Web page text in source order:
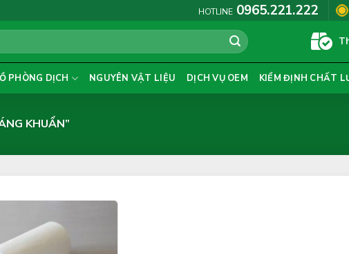
HOTLINE 0965.221.222
PHÒNG DỊCH NGUYÊN VẬT LIỆU DỊCH VỤ OEM KIỂM ĐỊNH CHẤT
KHUẨN”